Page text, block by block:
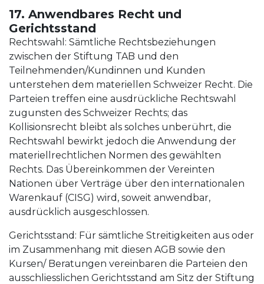
17. Anwendbares Recht und
Gerichtsstand
Rechtswahl: Sämtliche Rechtsbeziehungen
zwischen der Stiftung TAB und den
Teilnehmenden/Kundinnen und Kunden
unterstehen dem materiellen Schweizer Recht. Die
Parteien treffen eine ausdrückliche Rechtswahl
zugunsten des Schweizer Rechts; das
Kollisionsrecht bleibt als solches unberührt, die
Rechtswahl bewirkt jedoch die Anwendung der
materiellrechtlichen Normen des gewählten
Rechts. Das Übereinkommen der Vereinten
Nationen über Verträge über den internationalen
Warenkauf (CISG) wird, soweit anwendbar,
ausdrücklich ausgeschlossen.
Gerichtsstand: Für sämtliche Streitigkeiten aus oder
im Zusammenhang mit diesen AGB sowie den
Kursen/ Beratungen vereinbaren die Parteien den
ausschliesslichen Gerichtsstand am Sitz der Stiftung